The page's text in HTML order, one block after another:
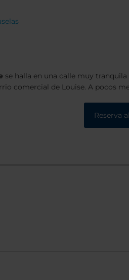
se halla en una calle muy tranquila
de Louise. A pocos metros
Reserva